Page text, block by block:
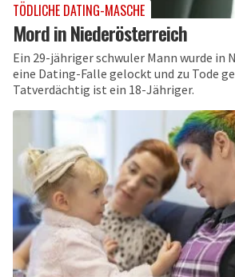
TÖDLICHE DATING-MASCHE
Mord in Niederösterreich
Ein 29-jähriger schwuler Mann wurde in
eine Dating-Falle gelockt und zu Tode
Tatverdächtig ist ein 18-Jähriger.